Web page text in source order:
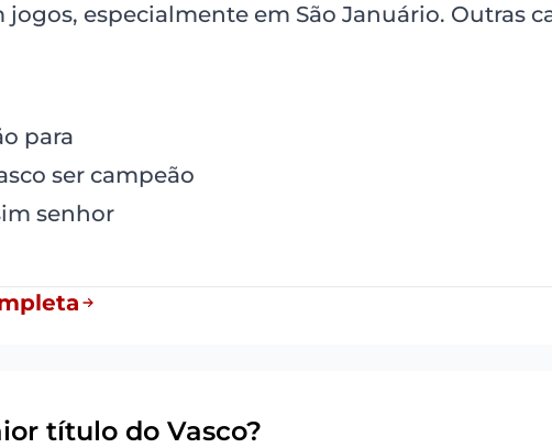
especialmente em São Januário. Outras
para
ser campeão
senhor
título do Vasco?